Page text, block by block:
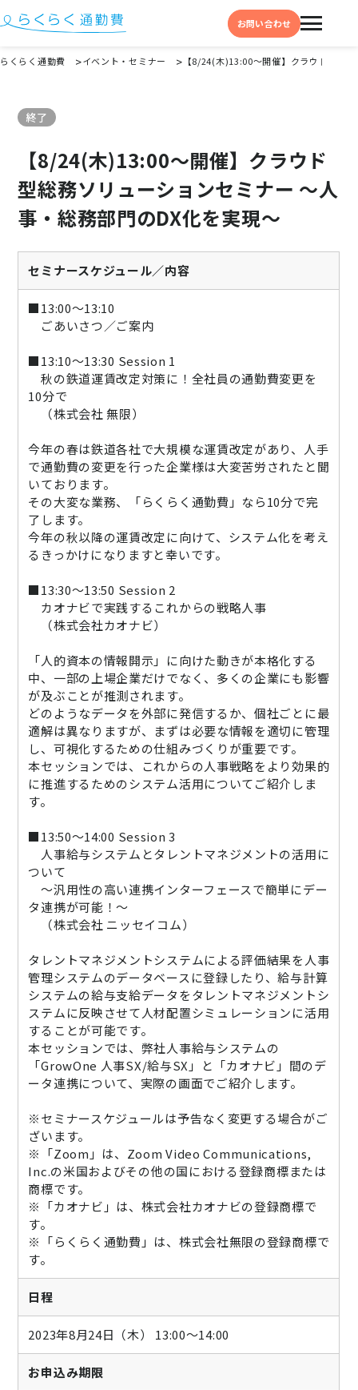
お問い合わせ
選ばれる理由
事例
料金
イベント・セミナー
よくある質問
お役立ちコラム
ニュース
通勤費システム適合診断
導入効果シミュレーション
お問い合わせ 料金・概要資料をDL
らくらく通勤費 イベント・セミナー 【8/24(木)13:00～開催】クラウド型総
終了
【8/24(木)13:00～開催】クラウド
型総務ソリューションセミナー ～人
事・総務部門のDX化を実現～
セミナースケジュール／内容
■13:00～13:10
ごあいさつ／ご案内
■13:10～13:30 Session 1
秋の鉄道運賃改定対策に！全社員の通勤費変更を
10分で
（株式会社 無限）
今年の春は鉄道各社で大規模な運賃改定があり、人手
で通勤費の変更を行った企業様は大変苦労されたと聞
いております。
その大変な業務、「らくらく通勤費」なら10分で完
了します。
今年の秋以降の運賃改定に向けて、システム化を考え
るきっかけになりますと幸いです。
■13:30～13:50 Session 2
カオナビで実践するこれからの戦略人事
（株式会社カオナビ）
「人的資本の情報開示」に向けた動きが本格化する
中、一部の上場企業だけでなく、多くの企業にも影響
が及ぶことが推測されます。
どのようなデータを外部に発信するか、個社ごとに最
適解は異なりますが、まずは必要な情報を適切に管理
し、可視化するための仕組みづくりが重要です。
本セッションでは、これからの人事戦略をより効果的
に推進するためのシステム活用についてご紹介しま
す。
■13:50～14:00 Session 3
人事給与システムとタレントマネジメントの活用に
ついて
～汎用性の高い連携インターフェースで簡単にデー
タ連携が可能！～
（株式会社 ニッセイコム）
タレントマネジメントシステムによる評価結果を人事
管理システムのデータベースに登録したり、給与計算
システムの給与支給データをタレントマネジメントシ
ステムに反映させて人材配置シミュレーションに活用
することが可能です。
本セッションでは、弊社人事給与システムの
「GrowOne 人事SX/給与SX」と「カオナビ」間のデ
ータ連携について、実際の画面でご紹介します。
※セミナースケジュールは予告なく変更する場合がご
ざいます。
※「Zoom」は、Zoom Video Communications,
Inc.の米国およびその他の国における登録商標または
商標です。
※「カオナビ」は、株式会社カオナビの登録商標で
す。
※「らくらく通勤費」は、株式会社無限の登録商標で
す。
日程
2023年8月24日（木） 13:00～14:00
お申込み期限